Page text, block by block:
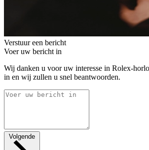
Verstuur een bericht
Voer uw bericht in
Wij danken u voor uw interesse in Rolex-
in en wij zullen u snel beantwoorden.